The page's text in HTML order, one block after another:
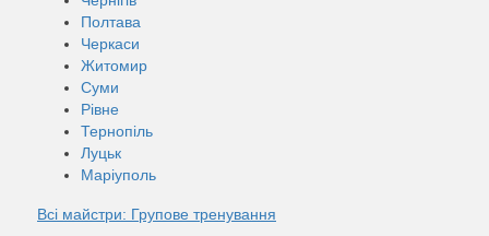
Полтава
Черкаси
Житомир
Суми
Рівне
Тернопіль
Луцьк
Маріуполь
Всі майстри: Групове тренування